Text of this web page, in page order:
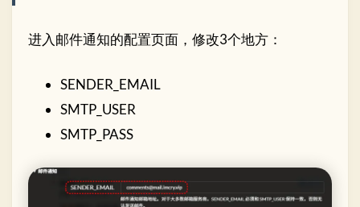
进入邮件通知的配置页面，修改3个地方：
SENDER_EMAIL
SMTP_USER
SMTP_PASS